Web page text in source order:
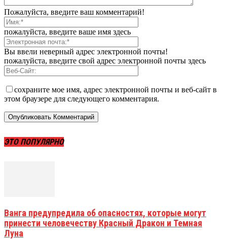
Пожалуйста, введите ваш комментарий!
пожалуйста, введите ваше имя здесь
Вы ввели неверный адрес электронной почты!
пожалуйста, введите свой адрес электронной почты здесь
сохраните мое имя, адрес электронной почты и веб-сайт в
этом браузере для следующего комментария.
ЭТО ПОПУЛЯРНО
Ванга предупредила об опасностях, которые могут
принести человечеству Красный Дракон и Темная
Луна